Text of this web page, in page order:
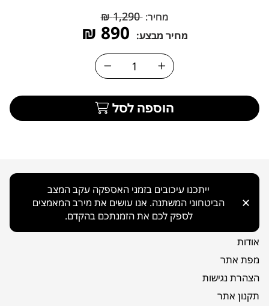
ייתכנו עיכובים בזמני האספקה עקב המצב
הביטחוני המשתנה. אנו עושים את מירב המאמצים
לספק לכם את הזמנתכם בהקדם.
✕
מחיר: 1,290
₪
מחיר מבצע: 890
₪
הוספה לסל
ניווט כללי
בית
קטלוג
אודות
מפת אתר
הצהרת נגישות
תקנון אתר